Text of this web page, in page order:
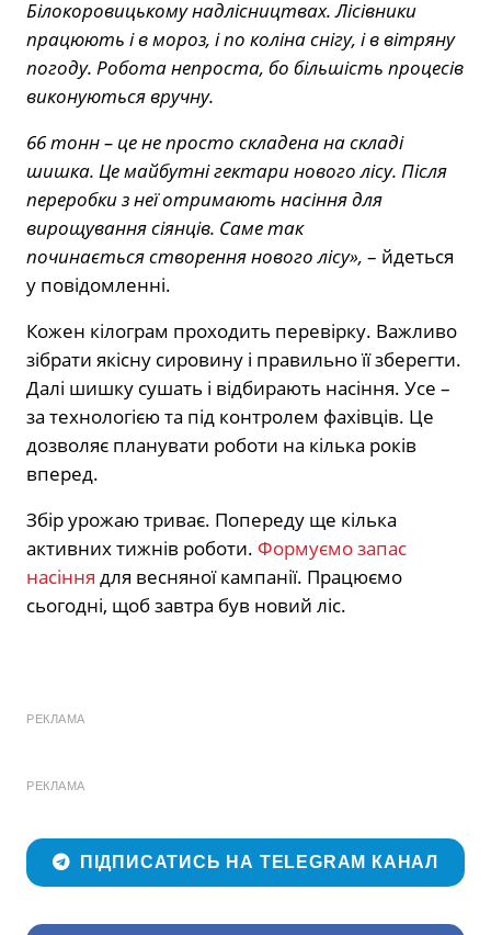
Білокоровицькому надлісництвах. Лісівники
працюють і в мороз, і по коліна снігу, і в вітряну
погоду. Робота непроста, бо більшість процесів
виконуються вручну.
66 тонн – це не просто складена на складі
шишка. Це майбутні гектари нового лісу. Після
переробки з неї отримають насіння для
вирощування сіянців. Саме так
починаєтьсястворення нового лісу», – йдеться
у повідомленні.
Кожен кілограм проходить перевірку. Важливо
зібрати якісну сировину і правильно її зберегти.
Далі шишку сушать і відбирають насіння. Усе –
за технологією та під контролем фахівців. Це
дозволяє планувати роботи на кілька років
вперед.
Збір урожаю триває. Попереду ще кілька
активних тижнів роботи. Формуємо запас
насіння для весняної кампанії. Працюємо
сьогодні, щоб завтра був новий ліс.
РЕКЛАМА
РЕКЛАМА
ПІДПИСАТИСЬ НА TELEGRAM КАНАЛ